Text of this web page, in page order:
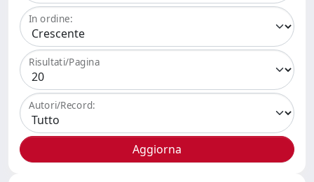
In ordine:
Risultati/Pagina
Autori/Record: